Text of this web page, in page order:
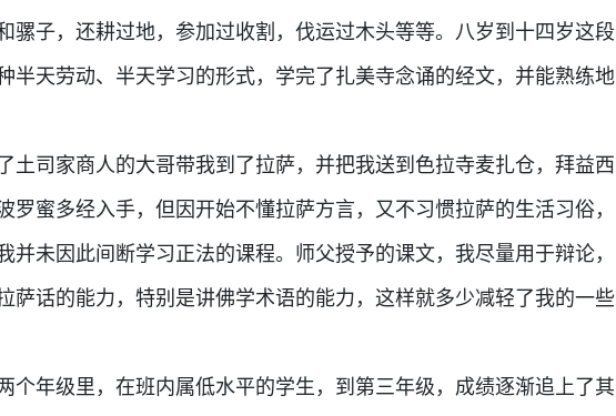
骡子，还耕过地，参加过收割，伐运过木头等等。八岁到十四岁这段
半天劳动、半天学习的形式，学完了扎美寺念诵的经文，并能熟练地
土司家商人的大哥带我到了拉萨，并把我送到色拉寺麦扎仓，拜益西
罗蜜多经入手，但因开始不懂拉萨方言，又不习惯拉萨的生活习俗，
并未因此间断学习正法的课程。师父授予的课文，我尽量用于辩论，
萨话的能力，特别是讲佛学术语的能力，这样就多少减轻了我的一些
个年级里，在班内属低水平的学生，到第三年级，成绩逐渐追上了其